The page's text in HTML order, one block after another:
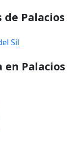
de Palacios
Sil
Palacios